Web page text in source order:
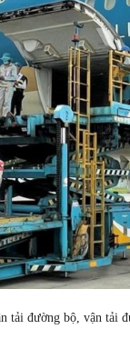
tải đường bộ, vận tải